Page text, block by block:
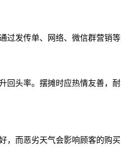
过发传单、网络、微信群营销
回头率。摆摊时应热情友善
而恶劣天气会影响顾客的购买